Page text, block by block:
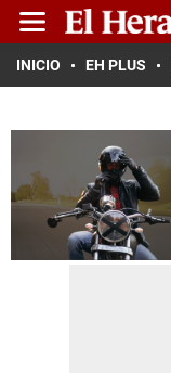
INICIO EH PLUS